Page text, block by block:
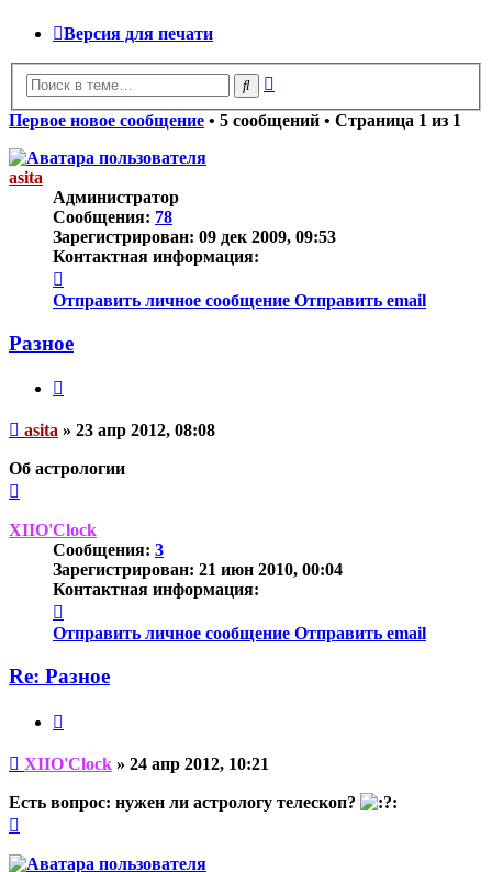
Версия для печати
Поиск
Первое новое сообщение • 5 сообщений • Страница 1 из 1
asita
Администратор
Сообщения: 78
Зарегистрирован: 09 дек 2009, 09:53
Контактная информация:
информация
пользователя
Отправить личное сообщение Отправить email
Разное
Непрочитанное
asita » 23 апр 2012, 08:08
Об астрологии
началу
XIIO'Clock
Сообщения: 3
Зарегистрирован: 21 июн 2010, 00:04
Контактная информация:
информация
пользователя
Отправить личное сообщение Отправить email
Re: Разное
Непрочитанное
XIIO'Clock » 24 апр 2012, 10:21
Есть вопрос: нужен ли астрологу телескоп?
началу